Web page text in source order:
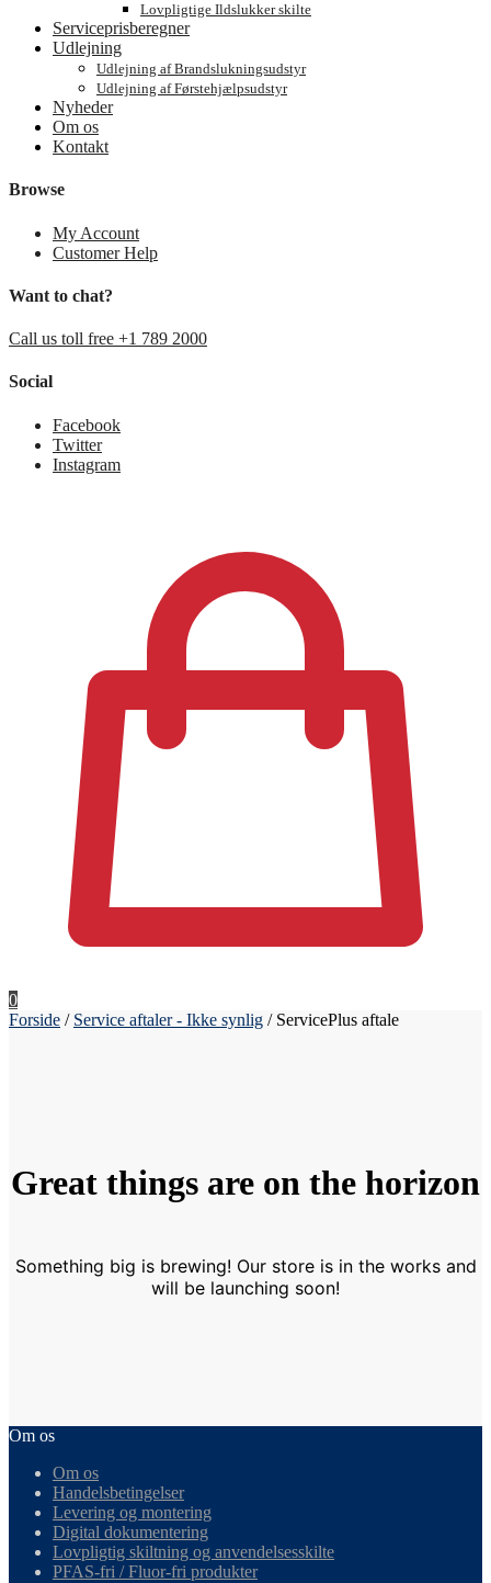
Lovpligtige Ildslukker skilte
Serviceprisberegner
Udlejning
Udlejning af Brandslukningsudstyr
Udlejning af Førstehjælpsudstyr
Nyheder
Om os
Kontakt
Browse
My Account
Customer Help
Want to chat?
Call us toll free +1 789 2000
Social
Facebook
Twitter
Instagram
0
Forside / Service aftaler - Ikke synlig / ServicePlus aftale
Great things are on the horizon
Something big is brewing! Our store is in the works and
will be launching soon!
Om os
Om os
Handelsbetingelser
Levering og montering
Digital dokumentering
Lovpligtig skiltning og anvendelsesskilte
PFAS-fri / Fluor-fri produkter